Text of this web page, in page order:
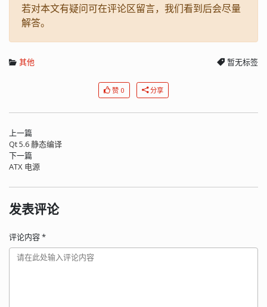
若对本文有疑问可在评论区留言，我们看到后会尽量
解答。
其他 暂无标签
赞 0 分享
上一篇
Qt 5.6 静态编译
下一篇
ATX 电源
发表评论
评论内容*